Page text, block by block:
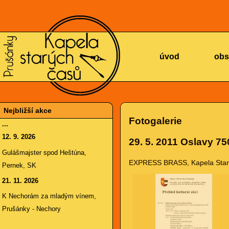
KAPELA
STARÝCH
úvod
Nejbližší akce
...
12. 9. 2026
Gulášmajster spod Heštúna,
Pernek, SK
21. 11. 2026
K Nechorám za mladým vínem,
Prušánky - Nechory
Fotogalerie
29. 5. 2011 Oslavy
EXPRESS BRASS, Kapela